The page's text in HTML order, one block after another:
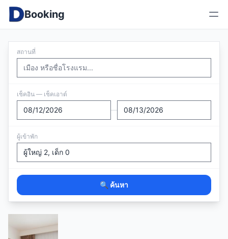
Booking
สถานที่
เช็คอิน — เช็คเอาต์
—
ผู้เข้าพัก
🔍 ค้นหา